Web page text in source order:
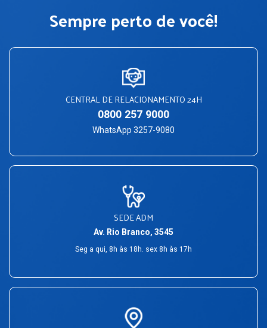
Sempre perto de você!
CENTRAL DE RELACIONAMENTO 24H
0800 257 9000
WhatsApp 3257-9080
SEDE ADM
Av. Rio Branco, 3545
Seg a qui, 8h às 18h. sex 8h às 17h